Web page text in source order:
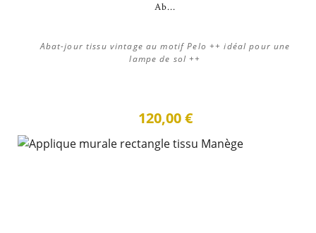
Ab...
Abat-jour tissu vintage au motif Pelo ++ idéal pour une
lampe de sol ++
120,00 €